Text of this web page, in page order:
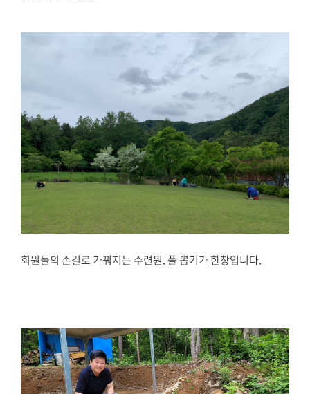
회원들의 손길로 가꿔지는 수련원. 풀 뽑기가 한창입니다.